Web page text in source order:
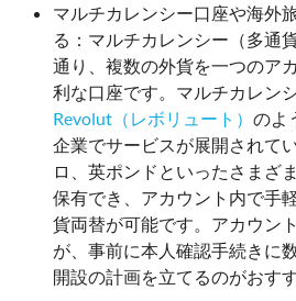
マルチカレンシー口座や海外
る：マルチカレンシー（多通
通り、複数の外貨を一つのア
利な口座です。マルチカレン
Revolut（レボリュート） のよ
企業でサービスが展開されて
ロ、英ポンドといったさまざ
保有でき、アカウント内で手
貨両替が可能です。アカウン
が、事前に本人確認手続きに
開設の計画を立てるのがおす